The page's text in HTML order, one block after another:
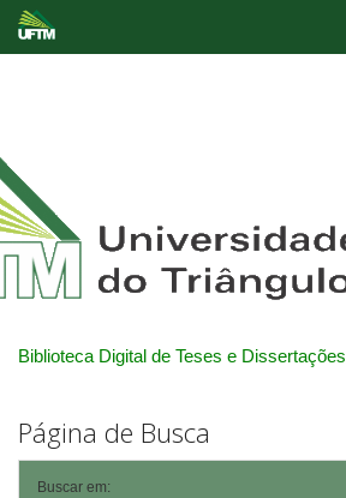
Biblioteca Digital de Teses e Dissertações
Página de Busca
Buscar em: